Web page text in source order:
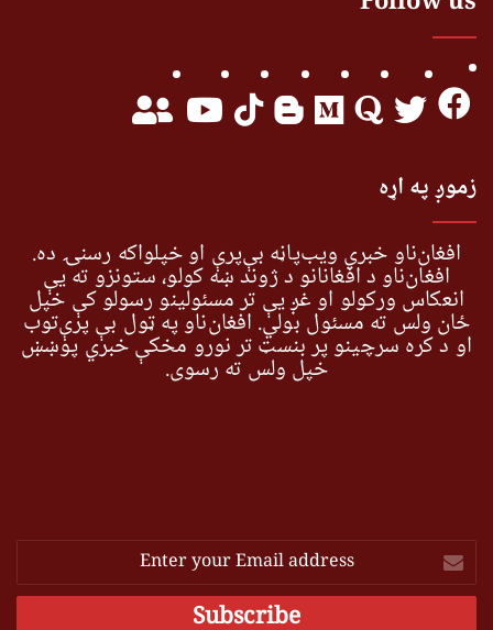
زموږ په اړه
افغان‌ناو خبري ویب‌پاڼه بې‌پرې او خپلواکه رسنۍ ده.
افغان‌ناو د افغانانو د ژوند ښه کولو، ستونزو ته یې
انعکاس ورکولو او غږ یې تر مسئولینو رسولو کې خپل
ځان ولس ته مسئول بولي. افغان‌ناو په ټول بې پرې‌توب
او د کره سرچینو پر بنسټ تر نورو مخکې خبري پوښښ
خپل ولس ته رسوي.
Enter
your
Email